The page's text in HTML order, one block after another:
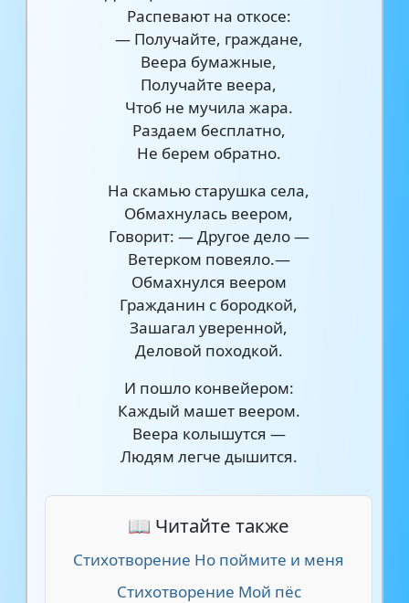
Распевают на откосе:
— Получайте, граждане,
Веера бумажные,
Получайте веера,
Чтоб не мучила жара.
Раздаем бесплатно,
Не берем обратно.
На скамью старушка села,
Обмахнулась веером,
Говорит: — Другое дело —
Ветерком повеяло.—
Обмахнулся веером
Гражданин с бородкой,
Зашагал уверенной,
Деловой походкой.
И пошло конвейером:
Каждый машет веером.
Веера колышутся —
Людям легче дышится.
📖 Читайте также
Стихотворение Но поймите и меня
Стихотворение Мой пёс